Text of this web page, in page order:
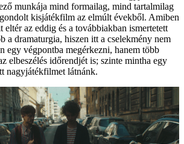
munkája mind formailag, mind tartalmilag
kisjátékfilm az elmúlt évekből. Amiben
eltér az eddig és a továbbiakban ismertetett
a dramaturgia, hiszen itt a cselekmény nem
egy végpontba megérkezni, hanem több
elbeszélés időrendjét is; szinte mintha egy
nagyjátékfilmet látnánk.